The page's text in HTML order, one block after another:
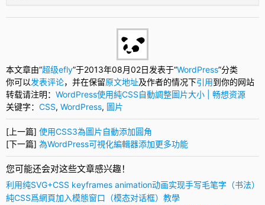
本文章由“超级efly”于2013年08月02日发表于“WordPress”分类
你可以发表评论，并在保留原文地址及作者的情况下引用到你的网站
转载请注明： WordPress使用純CSS自動調整圖片大小 | 畅想资源
关键字： CSS, WordPress, 圖片
[上一篇] 使用CSS3為圖片自動添加圓角
[下一篇] 為WordPress可視化編輯器添加更多功能
您可能还会对这些文章感兴趣！
利用纯SVG+CSS keyframes animation动画实现手写毛笔字（书法）
純CSS爲網頁加入模態窗口（模态对话框）教學